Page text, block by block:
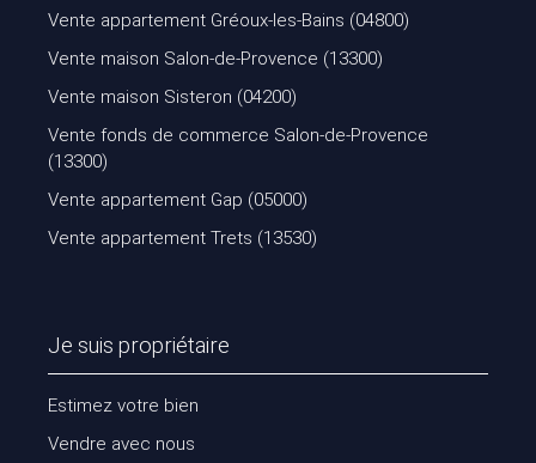
Vente appartement Gréoux-les-Bains (04800)
Vente maison Salon-de-Provence (13300)
Vente maison Sisteron (04200)
Vente fonds de commerce Salon-de-Provence
(13300)
Vente appartement Gap (05000)
Vente appartement Trets (13530)
Je suis propriétaire
Estimez votre bien
Vendre avec nous